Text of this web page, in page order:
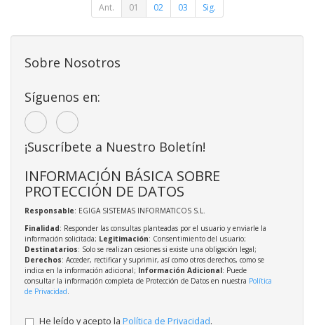
Ant. 01 02 03 Sig.
Sobre Nosotros
Síguenos en:
¡Suscríbete a Nuestro Boletín!
INFORMACIÓN BÁSICA SOBRE
PROTECCIÓN DE DATOS
Responsable: EGIGA SISTEMAS INFORMATICOS S.L.
Finalidad: Responder las consultas planteadas por el usuario y enviarle la
información solicitada; Legitimación: Consentimiento del usuario;
Destinatarios: Solo se realizan cesiones si existe una obligación legal;
Derechos: Acceder, rectificar y suprimir, así como otros derechos, como se
indica en la información adicional; Información Adicional: Puede
consultar la información completa de Protección de Datos en nuestra Política
de Privacidad.
He leído y acepto la Política de Privacidad.